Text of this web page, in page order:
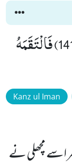
فَسَاهَمَ فَكَانَ مِنَ الْمُدْحَضِیْنَۚ (141) فَالْتَقَمَهُ
Kanz ul Iman
اسے مچھلی نے